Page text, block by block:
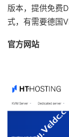
版本，提供免费
式，有需要德国
官方网站